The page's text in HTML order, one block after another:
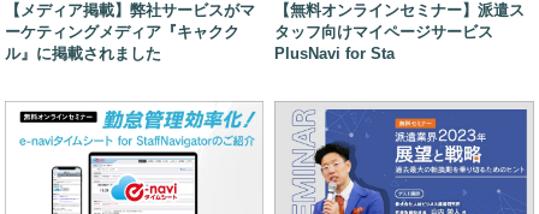
【メディア掲載】弊社サービスがマ
ーケティングメディア『キャクク
ル』に掲載されました
【無料オンラインセミナー】派遣ス
タッフ向けマイページサービス
PlusNavi for Sta